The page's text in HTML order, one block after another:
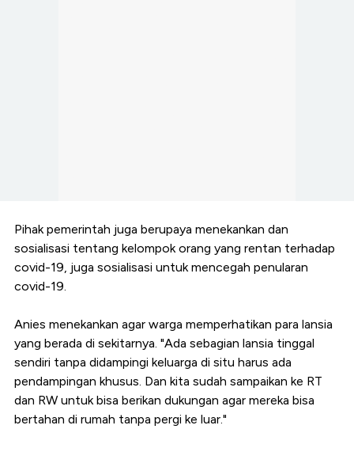
Pihak pemerintah juga berupaya menekankan dan
sosialisasi tentang kelompok orang yang rentan terhadap
covid-19, juga sosialisasi untuk mencegah penularan
covid-19.
Anies menekankan agar warga memperhatikan para lansia
yang berada di sekitarnya. "Ada sebagian lansia tinggal
sendiri tanpa didampingi keluarga di situ harus ada
pendampingan khusus. Dan kita sudah sampaikan ke RT
dan RW untuk bisa berikan dukungan agar mereka bisa
bertahan di rumah tanpa pergi ke luar."